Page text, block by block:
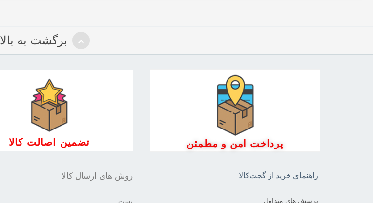
برگشت به بالا
پرداخت امن و مطمئن تضمین اصالت کالا
راهنمای خرید از گجت‌کالا
پرسش های متداول
روش های ارسال کالا
پست